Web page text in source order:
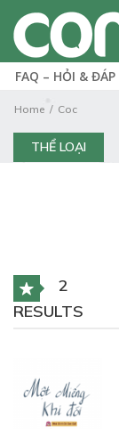
FAQ – HỎI & ĐÁP
Home Coc
THỂ LOẠI
2
RESULTS